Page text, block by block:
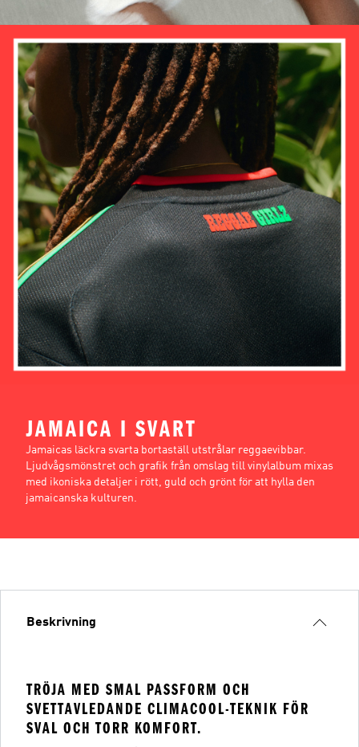
JAMAICA I SVART
Jamaicas läckra svarta bortaställ utstrålar reggaevibbar.
Ljudvågsmönstret och grafik från omslag till vinylalbum mixas
med ikoniska detaljer i rött, guld och grönt för att hylla den
jamaicanska kulturen.
Beskrivning
TRÖJA MED SMAL PASSFORM OCH
SVETTAVLEDANDE CLIMACOOL-TEKNIK FÖR
SVAL OCH TORR KOMFORT.